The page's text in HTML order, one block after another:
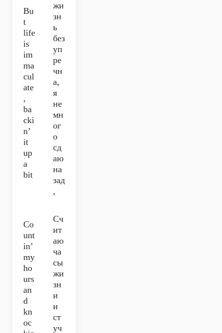
Bu
t
life
is
im
ma
cul
ate
,
ba
cki
n’
it
up
a
bit
жи
зн
ь
без
уп
ре
чн
а,
я
не
мн
ог
о
сд
аю
на
зад
,
Co
unt
in’
my
ho
urs
an
d
kn
oc
Сч
ит
аю
ча
сы
жи
зн
и
и
ст
уч